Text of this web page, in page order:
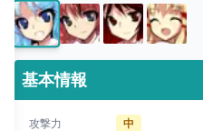
基本情報
攻撃力 中